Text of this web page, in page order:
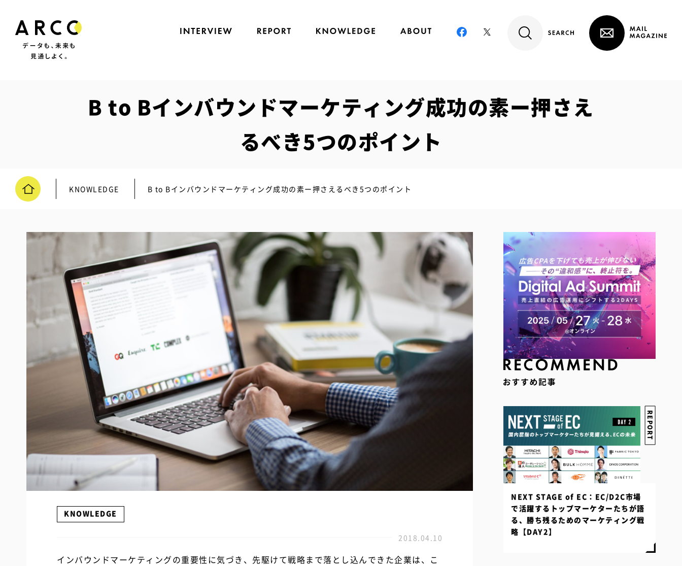
B to Bインバウンドマーケティング成功の素ー押さえ
るべき5つのポイント
KNOWLEDGE B to Bインバウンドマーケティング成功の素ー押さえるべき5つのポイント
KNOWLEDGE
2018.04.10
インバウンドマーケティングの重要性に気づき、先駆けて戦略まで落とし込んできた企業は、こ
REPORT
NEXT STAGE of EC：EC/D2C市場
で活躍するトップマーケターたちが語
る、勝ち残るためのマーケティング戦
略【DAY2】